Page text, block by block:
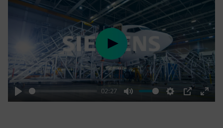
Play
02:27
Mute Settings
PIP
Enter
Play